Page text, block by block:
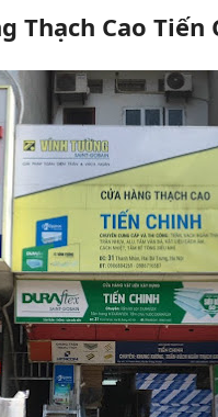
Thạch Cao Tiến